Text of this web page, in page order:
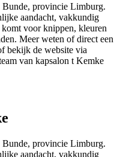
Bunde, provincie Limburg.
aandacht, vakkundig
voor knippen, kleuren
Meer weten of direct een
bekijk de website via
van kapsalon t Kemke
Bunde, provincie Limburg.
aandacht, vakkundig